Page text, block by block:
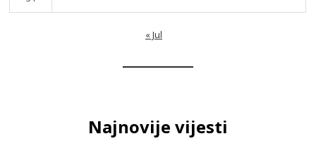
« Jul
Najnovije vijesti